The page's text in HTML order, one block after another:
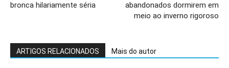
bronca hilariamente séria
abandonados dormirem em
meio ao inverno rigoroso
ARTIGOS RELACIONADOS Mais do autor